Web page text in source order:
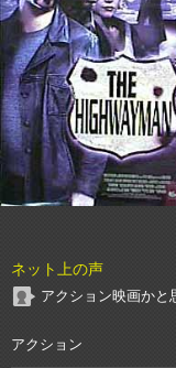
ネット上の声
アクション映画かと
アクション